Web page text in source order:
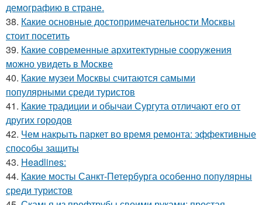
демографию в стране.
38. Какие основные достопримечательности Москвы
стоит посетить
39. Какие современные архитектурные сооружения
можно увидеть в Москве
40. Какие музеи Москвы считаются самыми
популярными среди туристов
41. Какие традиции и обычаи Сургута отличают его от
других городов
42. Чем накрыть паркет во время ремонта: эффективные
способы защиты
43. Headlines:
44. Какие мосты Санкт-Петербурга особенно популярны
среди туристов